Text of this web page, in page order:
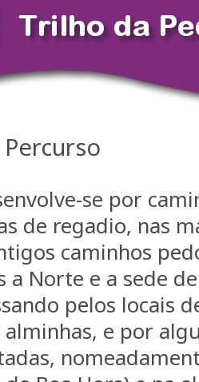
se por
de regadio, nas
caminhos
a Norte e a sede
pelos locais
e por